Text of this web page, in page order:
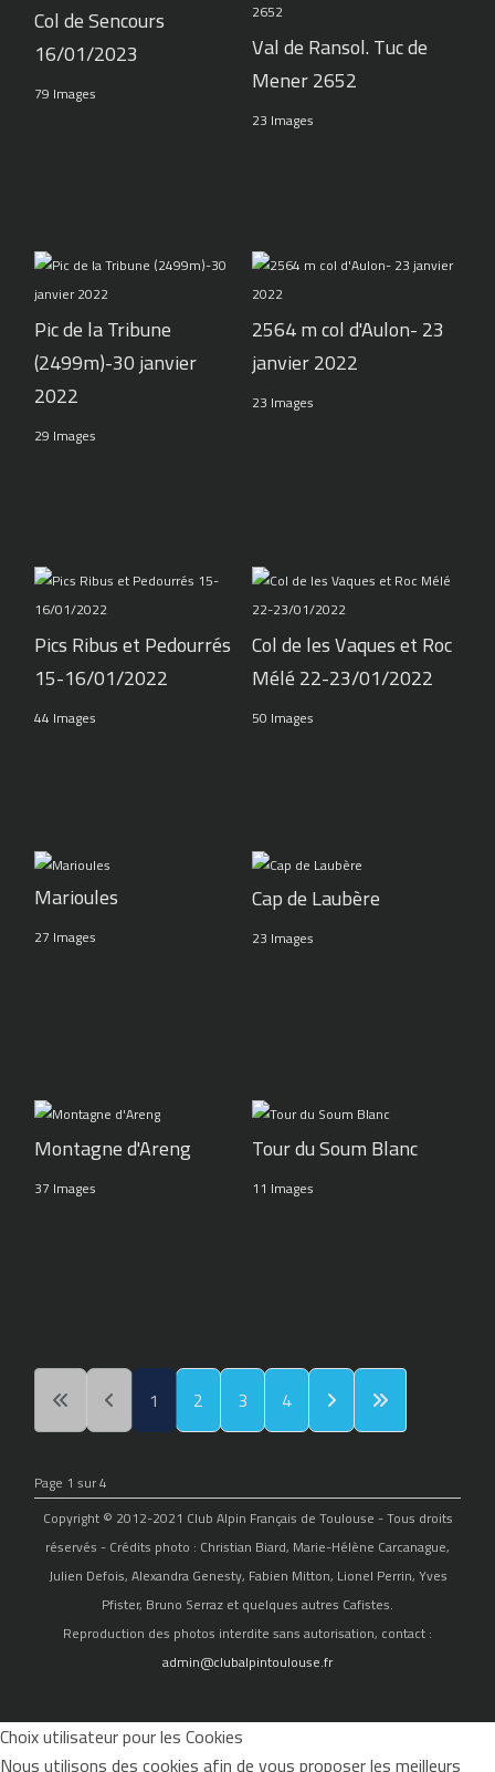
Col de Sencours
16/01/2023
79 Images
Val de Ransol. Tuc de
Mener 2652
23 Images
Pic de la Tribune
(2499m)-30 janvier
2022
29 Images
2564 m col d'Aulon- 23
janvier 2022
23 Images
Pics Ribus et Pedourrés
15-16/01/2022
44 Images
Col de les Vaques et Roc
Mélé 22-23/01/2022
50 Images
Marioules
27 Images
Cap de Laubère
23 Images
Montagne d'Areng
37 Images
Tour du Soum Blanc
11 Images
1 2 3 4
Page 1 sur 4
Copyright © 2012-2021 Club Alpin Français de Toulouse - Tous droits
réservés - Crédits photo : Christian Biard, Marie-Hélène Carcanague,
Julien Defois, Alexandra Genesty, Fabien Mitton, Lionel Perrin, Yves
Pfister, Bruno Serraz et quelques autres Cafistes.
Reproduction des photos interdite sans autorisation, contact :
admin@clubalpintoulouse.fr
Choix utilisateur pour les Cookies